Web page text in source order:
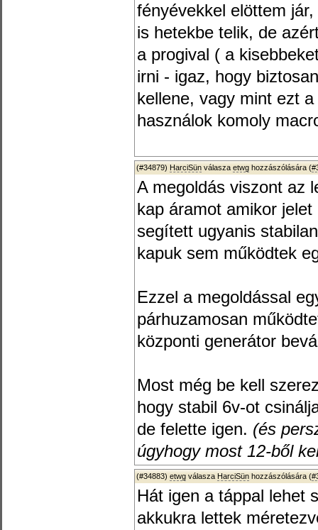
fényévekkel elöttem
is hetekbe telik, de
a progival ( a
irni - igaz, hogy
kellene, vagy mint ezt
használok komoly
(#34879) HarciSün válasza etwg hozzászólására (
A megoldás viszont az
kap áramot amikor
segített ugyanis
kapuk sem működtek
Ezzel a megoldással
párhuzamosan
központi generátor
Most még be kell
hogy stabil 6v-ot
de felette igen. (és
úgyhogy most 12-ből
(#34883) etwg válasza HarciSün hozzászólására (
Hát igen a táppal lehet
akkukra lettek